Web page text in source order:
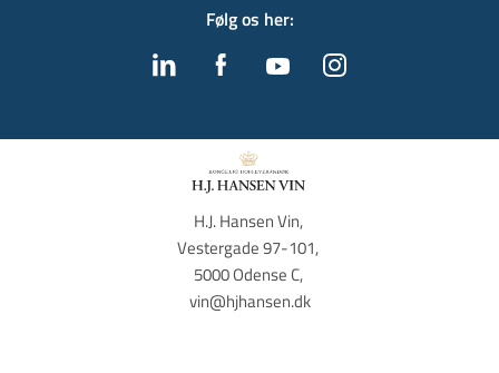
Følg os her:
H.J. Hansen Vin,
Vestergade 97-101,
5000 Odense C,
vin@hjhansen.dk